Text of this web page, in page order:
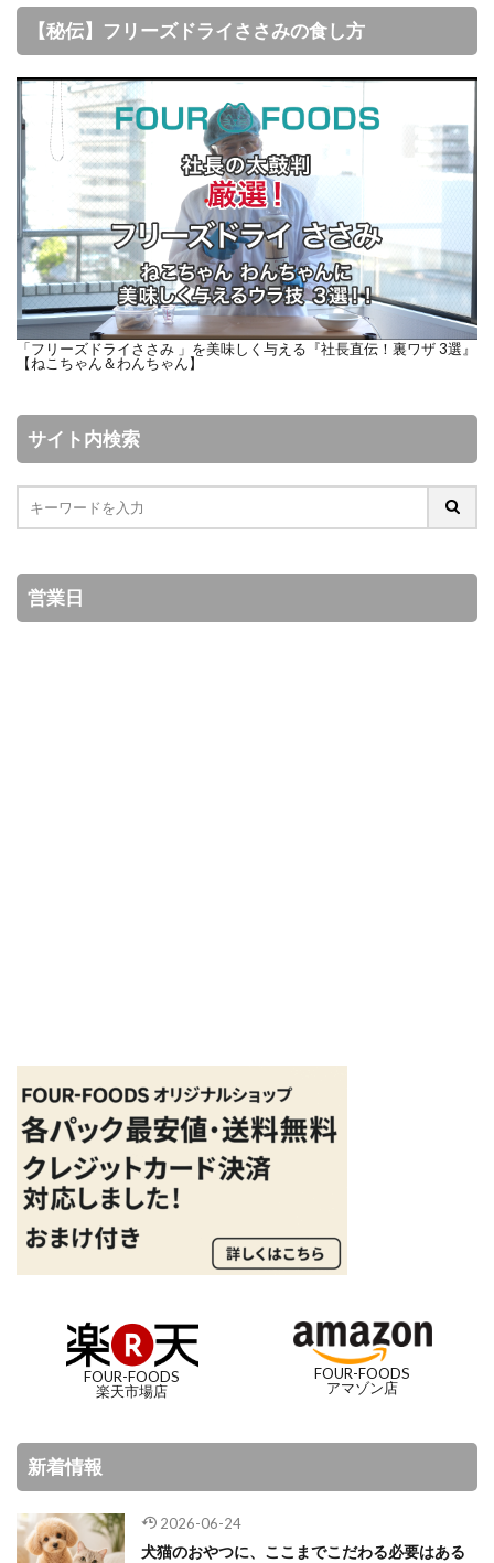
【秘伝】フリーズドライささみの食し方
「フリーズドライささみ 」を美味しく与える『社長直伝！裏ワザ 3選』
【ねこちゃん＆わんちゃん】
サイト内検索
営業日
FOUR-FOODS
楽天市場店
FOUR-FOODS
アマゾン店
新着情報
2026-06-24
犬猫のおやつに、ここまでこだわる必要はある